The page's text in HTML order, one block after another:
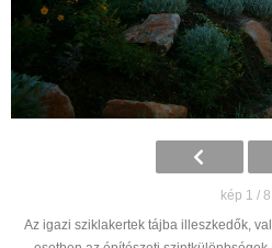
kép 1 / 8
Az igazi sziklakertek tájba illeszkedők,